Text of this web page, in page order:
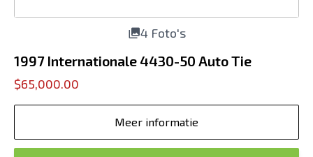
4 Foto's
1997 Internationale 4430-50 Auto Tie
$65,000.00
Meer informatie